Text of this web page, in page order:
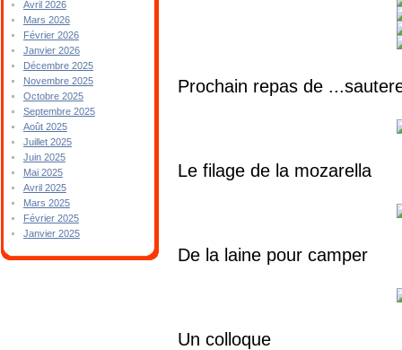
Avril 2026
Mars 2026
Février 2026
Janvier 2026
Décembre 2025
Novembre 2025
Octobre 2025
Septembre 2025
Août 2025
Juillet 2025
Juin 2025
Mai 2025
Avril 2025
Mars 2025
Février 2025
Janvier 2025
Prochain repas de
Le filage de la mozarella
De la laine pour camper
Un colloque